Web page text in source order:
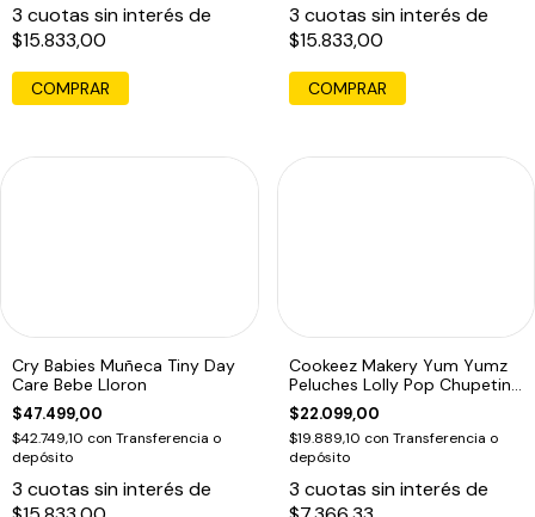
3 cuotas sin interés de
$15.833,00
3 cuotas sin interés de
$15.833,00
Cry Babies Muñeca Tiny Day
Care Bebe Lloron
$47.499,00
$42.749,10 con Transferencia o
depósito
3 cuotas sin interés de
Cookeez Makery Yum Yumz
Peluches Lolly Pop Chupetin
Mascotas
$22.099,00
$19.889,10 con Transferencia o
depósito
3 cuotas sin interés de